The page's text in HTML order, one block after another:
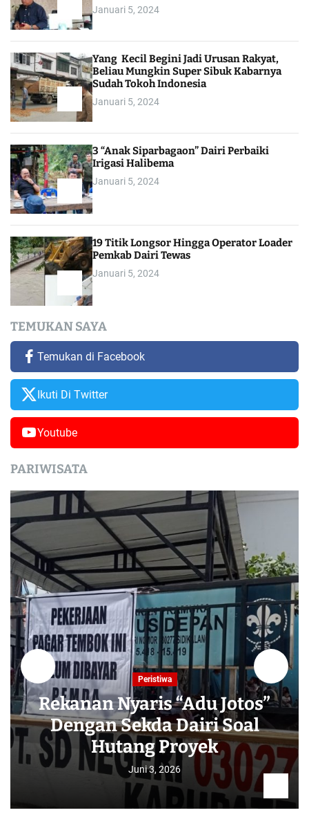
Januari 5, 2024
Yang Kecil Begini Jadi Urusan Rakyat,
Beliau Mungkin Super Sibuk Kabarnya
Sudah Tokoh Indonesia
Januari 5, 2024
3 “Anak Siparbagaon” Dairi Perbaiki
Irigasi Halibema
Januari 5, 2024
19 Titik Longsor Hingga Operator Loader
Pemkab Dairi Tewas
Januari 5, 2024
TEMUKAN SAYA
Temukan di Facebook
Ikuti Di Twitter
Youtube
PARIWISATA
Peristiwa
Rekanan Nyaris “Adu Jotos”
Dengan Sekda Dairi Soal
Hutang Proyek
Juni 3, 2026